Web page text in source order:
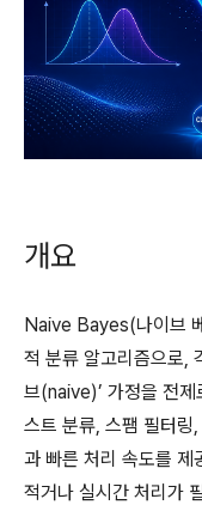
개요
Naive Bayes(나이브
적 분류 알고리즘으로,
브(naive)’ 가정을 전
스트 분류, 스팸 필터링
과 빠른 처리 속도를 제
적거나 실시간 처리가